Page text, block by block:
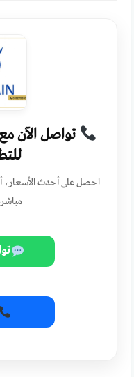
تواصل الآن
احصل على أحدث الأسعار،